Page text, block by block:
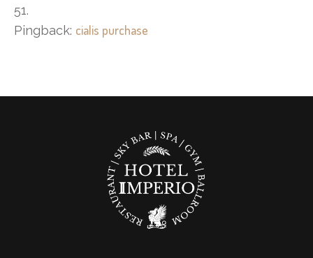
Pingback: cialis purchase